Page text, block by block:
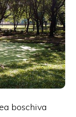
boschiva